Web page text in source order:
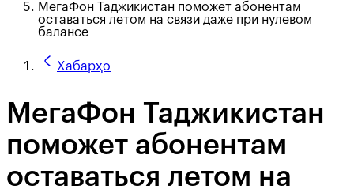
МегаФон Таджикистан поможет абонентам
оставаться летом на связи даже при нулевом
балансе
Хабарҳо
МегаФон Таджикистан
поможет абонентам
оставаться летом на